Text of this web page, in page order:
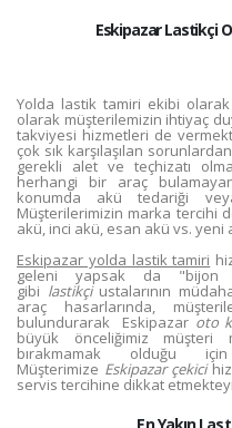
Eskipazar Lastikçi
Yolda lastik tamiri ekibi olarak
olarak müşterilemizin ihtiyaç
takviyesi hizmetleri de
çok sık karşılaşılan
gerekli alet ve teçhizatı
herhangi bir araç
konumda akü tedariği
Müşterilerimizin marka tercihi
akü, inci akü, esan akü vs.
Eskipazar yolda lastik tamiri
geleni yapsak da "bijon
gibi lastikçi ustalarının
araç hasarlarında,
bulundurarak Eskipazar oto
büyük önceliğimiz müşteri
bırakmamak olduğu
Müşterimize Eskipazar çekici
servis tercihine dikkat